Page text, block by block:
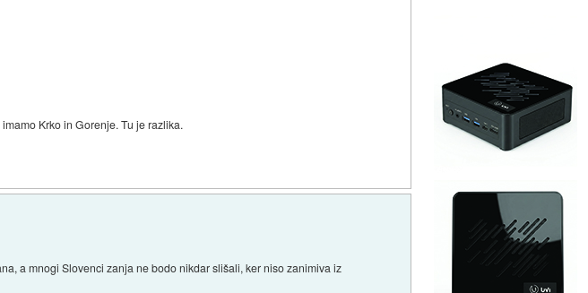
Krko in Gorenje. Tu je razlika.
a mnogi Slovenci zanja ne bodo nikdar slišali, ker niso zanimiva iz